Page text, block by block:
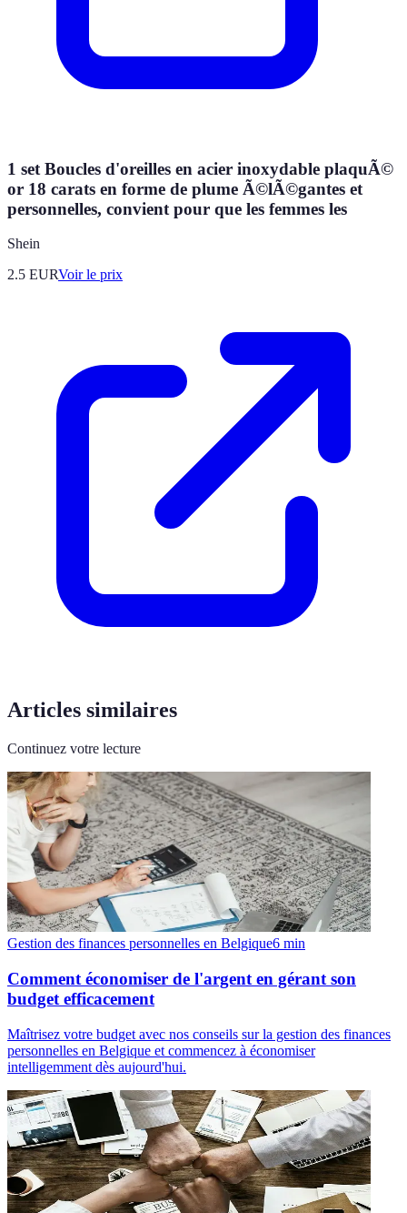
1 set Boucles d'oreilles en acier inoxydable plaquÃ©
or 18 carats en forme de plume Ã©lÃ©gantes et
personnelles, convient pour que les femmes les
Shein
2.5 EURVoir le prix
Articles similaires
Continuez votre lecture
Gestion des finances personnelles en Belgique6 min
Comment économiser de l'argent en gérant son
budget efficacement
Maîtrisez votre budget avec nos conseils sur la gestion des finances
personnelles en Belgique et commencez à économiser
intelligemment dès aujourd'hui.